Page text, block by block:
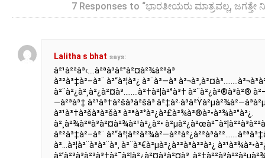
7 Responses to “ಭಾರತೀಯರು ಮಾತ್ರವಲ್ಲ, ಜಗತ್ತೇ
Lalitha s bhat says:
à²¹à²²à³‹….à²ªà³à²°à²¤à²¾à²ªà³
à²²à³‡à²–à²¨ à²“à²¦à²¿ à²¨à²—à³
à²¨à²¿à²¸à²¿à²¤à³……..à²†à²¦à²°à³† à²¨à²¿à²®à³à²®
—à²³à³‡ à²¹à³†à²šà³à²šà³
à²¹à³†à²šà³à²šà³ à²ªà²°à²¿à²£à²¾à²®à²•à²¾à²°à²¿.
à²¸à²¾à²ªà³à²¤à²¾à²¹à²¿à²•
à²²à³‡à²–à²¨
à²…à²¦à²¨à³à²¨à³‚ à²¨à³€à²µà²¿à²²à³à²²à²¿
à²’à²³à³à²³à³†à²¯à²¦à²¿à²¤à³à²¤à³.